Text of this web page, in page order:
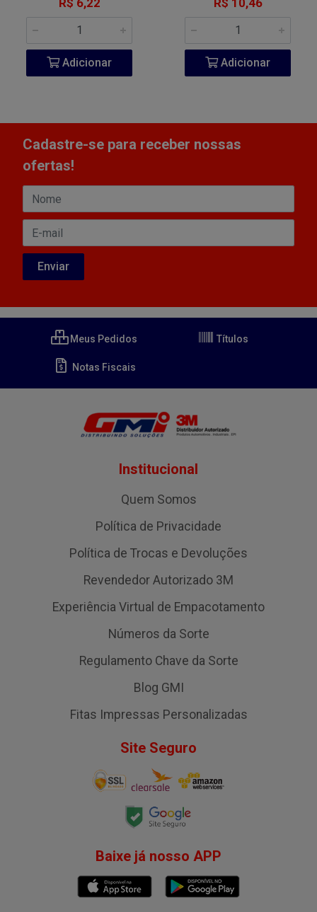
R$ 6,22
Adicionar
R$ 10,46
Adicionar
Cadastre-se para receber nossas
ofertas!
Meus Pedidos Títulos
Notas Fiscais
Institucional
Quem Somos
Política de Privacidade
Política de Trocas e Devoluções
Revendedor Autorizado 3M
Experiência Virtual de Empacotamento
Números da Sorte
Regulamento Chave da Sorte
Blog GMI
Fitas Impressas Personalizadas
Site Seguro
Baixe já nosso APP